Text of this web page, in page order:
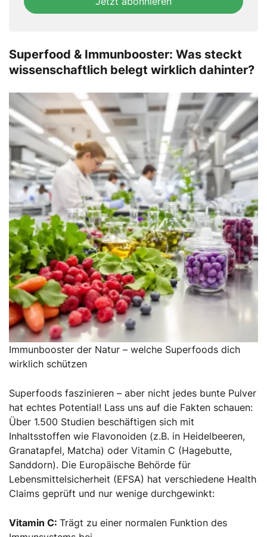
this
Superfood & Immunbooster: Was steckt
wissenschaftlich belegt wirklich dahinter?
Immunbooster der Natur – welche Superfoods dich
wirklich schützen
Superfoods faszinieren – aber nicht jedes bunte Pulver
hat echtes Potential! Lass uns auf die Fakten schauen:
Über 1.500 Studien beschäftigen sich mit
Inhaltsstoffen wie Flavonoiden (z.B. in Heidelbeeren,
Granatapfel, Matcha) oder Vitamin C (Hagebutte,
Sanddorn). Die Europäische Behörde für
Lebensmittelsicherheit (EFSA) hat verschiedene Health
Claims geprüft und nur wenige durchgewinkt:
Vitamin C: Trägt zu einer normalen Funktion des